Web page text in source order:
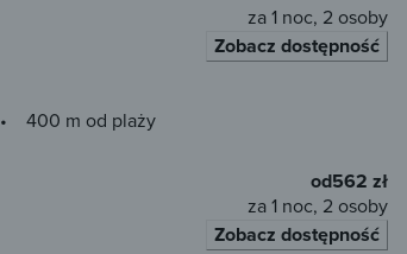
za 1 noc, 2 osoby
Zobacz dostępność
400 m od plaży
od562 zł
za 1 noc, 2 osoby
Zobacz dostępność